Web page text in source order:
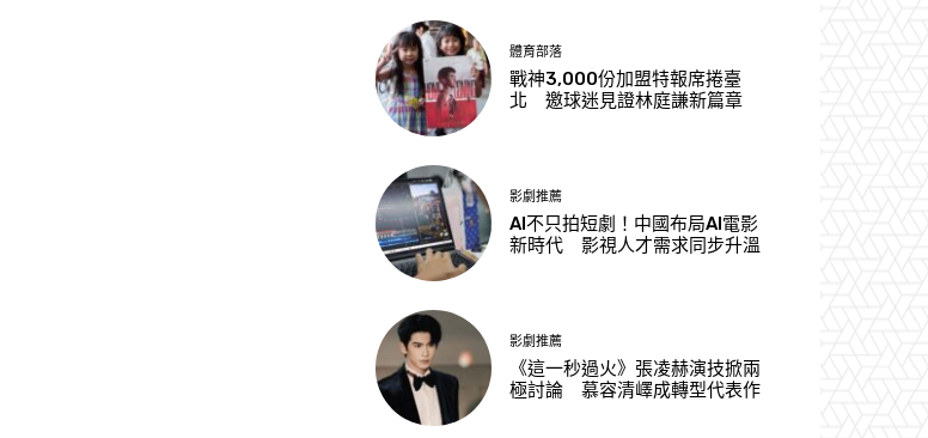
體育部落
戰神3,000份加盟特報席捲臺
北 邀球迷見證林庭謙新篇章
影劇推薦
AI不只拍短劇！中國布局AI電影
新時代 影視人才需求同步升溫
影劇推薦
《這一秒過火》張凌赫演技掀兩
極討論 慕容清嶧成轉型代表作